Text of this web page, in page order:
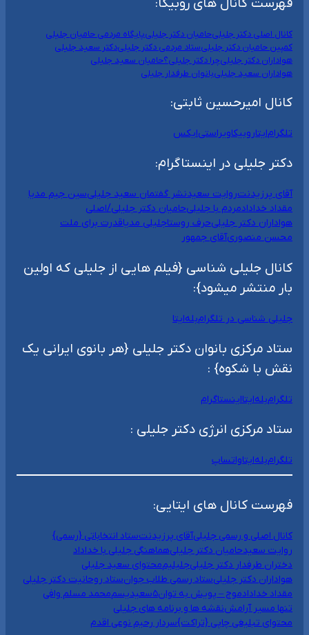
فهرست کانال های روبیکا:
کانال اصلی دکتر جلیلیحامیان دکتر جلیلیپایگاه مردمی حامیان جلیلی
کمپین حامیان دکتر جلیلیستاد مردمی دکتر جلیلیدکتر سعید جلیلی
هواداران دکتر جلیلیچرا دکتر جلیلی؟حامیان سعید جلیلی
هواداران سعید جلیلیبانوان طرفدار جلیلی
کانال امیرحسین ثابتی:
تلگرامایتاروبیکاویراستیایکس
دکتر جلیلی در اینستاگرام:
آقای پرزیدنتروایت سعیدنشر گفتمان سعید جلیلیسین جیم مدیا
مقداد خدادادمردم با جلیلیحامیان دکتر جلیلی/اصلی
هواداران دکتر جلیلیحرف روستاجلیلی مدیاقدرت برای ملت
محسن منصوریآقای جمهور
کانال جلیلی شناسی {فیلم هایی از جلیلی که اولین
بار منتشر میشود}:
جلیلی شناسی در تلگرامبلهایتا
ستاد مرکزی بانوان دکتر جلیلی {هر بانوی ایرانی یک
نقش با شکوه} :
تلگرامبلهایتااینستاگرام
ستاد مرکزی انرژی دکتر جلیلی :
تلگرامبلهایتاواتساپ
فهرست کانال های ایتایی:
کانال اصلی و رسمی جلیلیآقای پرزیدنتستاد انتخاباتی {رسمی}
روایت سعیدحامیان دکتر جلیلیهماهنگی جلیلی با خداداد
دختران طرفدار دکتر جلیلیجلیلیممحتوای سعید جلیلی
هواداران دکتر جلیلیستاد رسمی طلاب جوانستاد روحانیت دکتر جلیلی
مقداد خدادادموج – پویش به توان۵ سعیدیسممحمد مسلم وافی
تنها مسیر آرامشنقشه ها و برنامه های جلیلی
محتوای تبلیغی چاپی {تراکت}سردار رحیم نوعی اقدم